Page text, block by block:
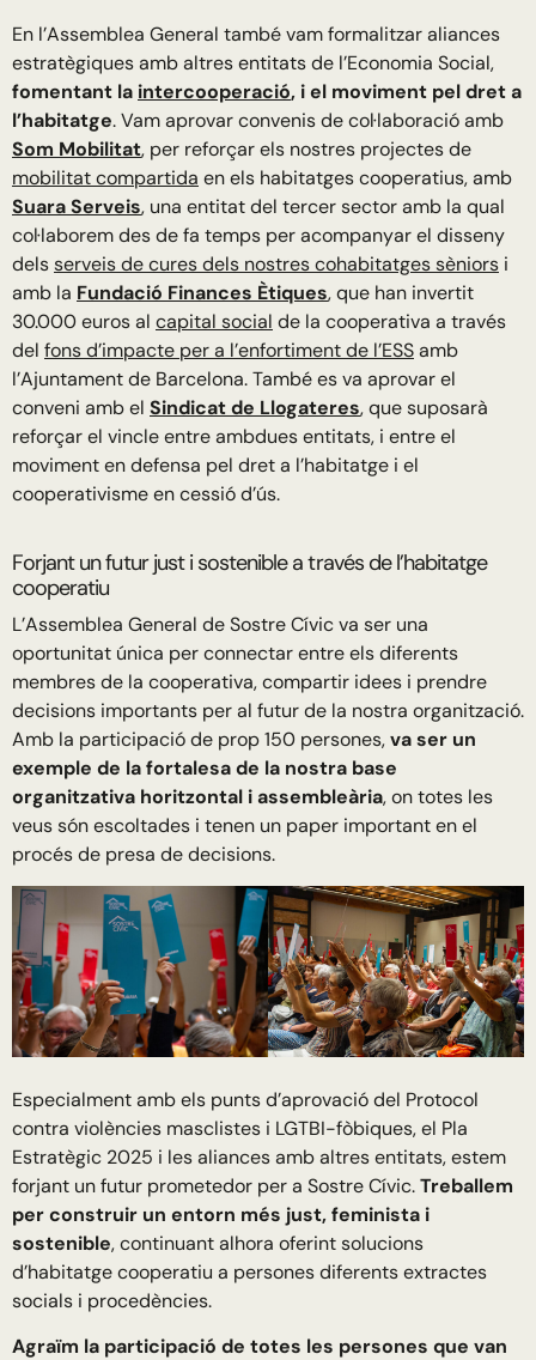
En l’Assemblea General també vam formalitzar aliances
estratègiques amb altres entitats de l’Economia Social,
fomentant la intercooperació, i el moviment pel dret a
l’habitatge. Vam aprovar convenis de col·laboració amb
Som Mobilitat, per reforçar els nostres projectes de
mobilitat compartida en els habitatges cooperatius, amb
Suara Serveis, una entitat del tercer sector amb la qual
col·laborem des de fa temps per acompanyar el disseny
delsserveis de cures dels nostres cohabitatges sèniors i
amb la Fundació Finances Ètiques, que han invertit
30.000 euros al capital social de la cooperativa a través
del fons d’impacte per a l’enfortiment de l’ESSamb
l’Ajuntament de Barcelona. També es va aprovar el
conveni amb el Sindicat de Llogateres, que suposarà
reforçar el vincle entre ambdues entitats, i entre el
moviment en defensa pel dret a l’habitatge i el
cooperativisme en cessió d’ús.
Forjant un futur just i sostenible a través de l’habitatge
cooperatiu
L’Assemblea General de Sostre Cívic va ser una
oportunitat única per connectar entre els diferents
membres de la cooperativa, compartir idees i prendre
decisions importants per al futur de la nostra organització.
Amb la participació de prop 150 persones,va ser un
exemple de la fortalesa de la nostra base
organitzativa horitzontal i assembleària, on totes les
veus són escoltades i tenen un paper important en el
procés de presa de decisions.
Especialment amb els punts d’aprovació del Protocol
contra violències masclistes i LGTBI-fòbiques, el Pla
Estratègic 2025 i les aliances amb altres entitats, estem
forjant un futur prometedor per a Sostre Cívic.Treballem
per construir un entorn més just, feminista i
sostenible, continuant alhora oferint solucions
d’habitatge cooperatiu a persones diferents extractes
socials i procedències.
Agraïm la participació de totes les persones que van